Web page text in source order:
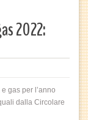
2022:
gas per l’anno
dalla Circolare